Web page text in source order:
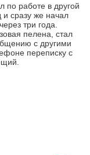
по работе в другой
и сразу же начал
три года.
пелена, стал
с другими
переписку с